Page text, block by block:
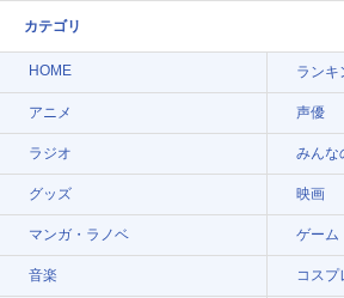
カテゴリ
HOME ランキ
アニメ 声優
ラジオ みんな
グッズ 映画
マンガ・ラノベ ゲーム
音楽 コスプ